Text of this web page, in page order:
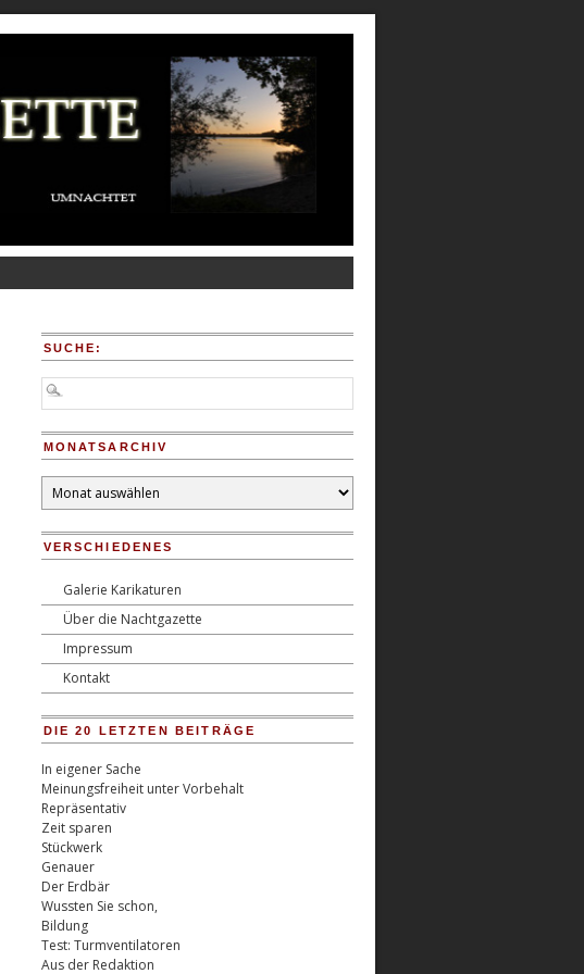
SUCHE:
MONATSARCHIV
Monatsarchiv
VERSCHIEDENES
Galerie Karikaturen
Über die Nachtgazette
Impressum
Kontakt
DIE 20 LETZTEN BEITRÄGE
In eigener Sache
Meinungsfreiheit unter Vorbehalt
Repräsentativ
Zeit sparen
Stückwerk
Genauer
Der Erdbär
Wussten Sie schon,
Bildung
Test: Turmventilatoren
Aus der Redaktion